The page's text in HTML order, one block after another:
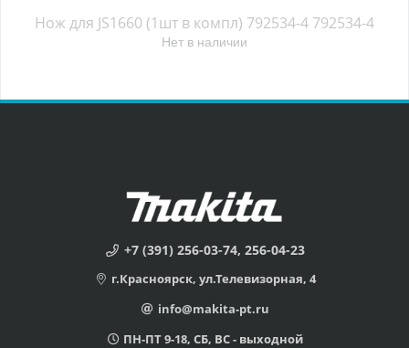
Нож для JS1660 (1шт в компл) 792534-4 792534-4
Нет в наличии
+7 (391) 256-03-74, 256-04-23
г.Красноярск, ул.Телевизорная, 4
info@makita-pt.ru
ПН-ПТ 9-18, СБ, ВС - выходной